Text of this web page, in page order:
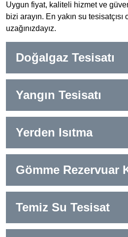
Doğalgaz Tesisatı
Yangın Tesisatı
Yerden Isıtma
Gömme Rezervuar
Temiz Su Tesisat
Uygun fiyat, kaliteli hizmet ve
bizi arayın. En yakın su
uzağınızdayız.